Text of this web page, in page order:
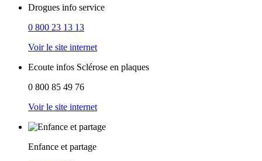
Drogues info service
0 800 23 13 13
Voir le site internet
Ecoute infos Sclérose en plaques
0 800 85 49 76
Voir le site internet
Enfance et partage